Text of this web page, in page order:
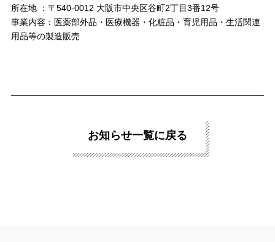
所在地 ：〒540-0012 大阪市中央区谷町2丁目3番12号
事業内容：医薬部外品・医療機器・化粧品・育児用品・生活関連
用品等の製造販売
お知らせ一覧に戻る